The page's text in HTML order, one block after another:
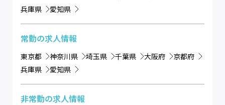
兵庫県
愛知県
常勤の求人情報
東京都 神奈川県 埼玉県 千葉県 大阪府
京都府
兵庫県
愛知県
非常勤の求人情報